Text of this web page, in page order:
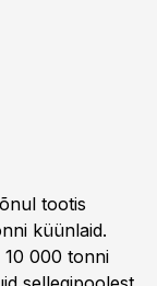
tootis
küünlaid.
10 000 tonni